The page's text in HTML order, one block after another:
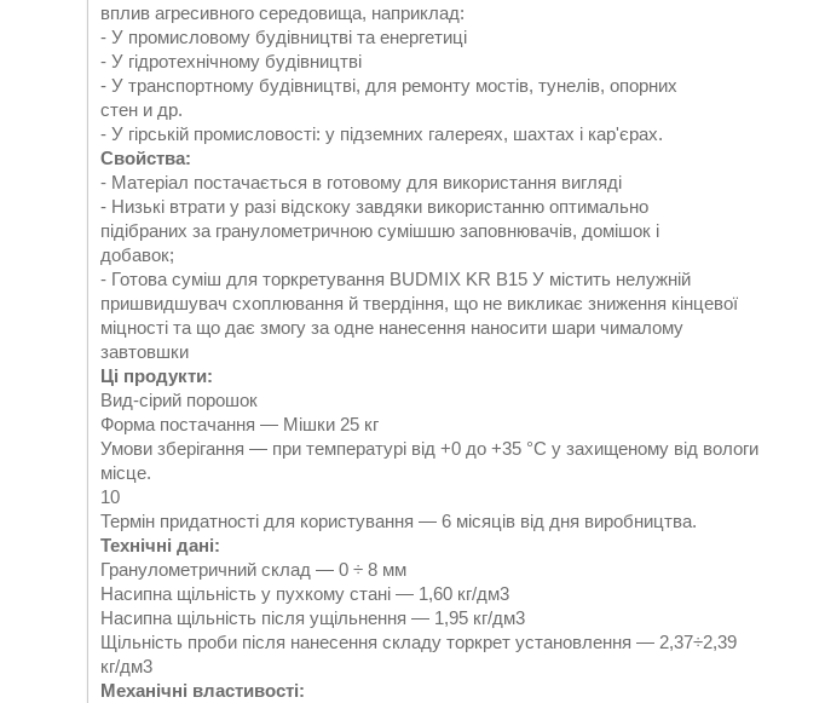
вплив агресивного середовища, наприклад:
- У промисловому будівництві та енергетиці
- У гідротехнічному будівництві
- У транспортному будівництві, для ремонту мостів, тунелів, опорних
стен и др.
- У гірській промисловості: у підземних галереях, шахтах і кар'єрах.
Свойства:
- Матеріал постачається в готовому для використання вигляді
- Низькі втрати у разі відскоку завдяки використанню оптимально
підібраних за гранулометричною сумішшю заповнювачів, домішок і
добавок;
- Готова суміш для торкретування BUDMIX KR B15 У містить нелужній
пришвидшувач схоплювання й твердіння, що не викликає зниження кінцевої
міцності та що дає змогу за одне нанесення наносити шари чималому
завтовшки
Ці продукти:
Вид-сірий порошок
Форма постачання — Мішки 25 кг
Умови зберігання — при температурі від +0 до +35 °C у захищеному від вологи
місце.
10
Термін придатності для користування — 6 місяців від дня виробництва.
Технічні дані:
Гранулометричний склад — 0 ÷ 8 мм
Насипна щільність у пухкому стані — 1,60 кг/дм3
Насипна щільність після ущільнення — 1,95 кг/дм3
Щільність проби після нанесення складу торкрет установлення — 2,37÷2,39
кг/дм3
Механічні властивості: